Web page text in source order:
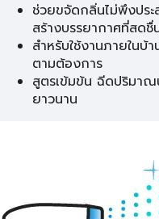
ช่วยขจัดกลิ่นไม่พึงปร
สร้างบรรยากาศที่สดชื่
สำหรับใช้งานภายใน
ตามต้องการ
สูตรเข้มข้น ฉีดปริมา
ยาวนาน